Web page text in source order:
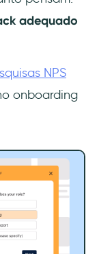
adequado
NPS
onboarding